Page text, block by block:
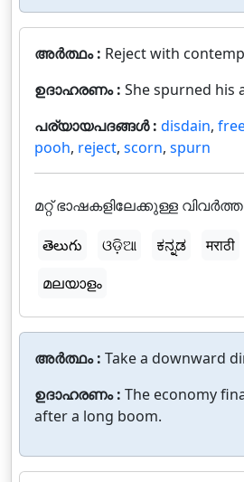
അർത്ഥം : Reject with
ഉദാഹരണം : She spurned his
പര്യായപദങ്ങൾ : disdain,
pooh, reject, scorn, spurn
മറ്റ് ഭാഷകളിലേക്കുള്ള
తెలుగు
ଓଡ଼ିଆ ಕನ್ನಡ मराठी
മലയാളം
അർത്ഥം : Take a downward
ഉദാഹരണം : The economy
after a long boom.